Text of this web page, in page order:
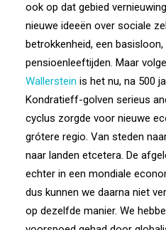
ook op dat gebied
nieuwe ideeën over sociale
betrokkenheid, een
pensioenleeftijden. Maar
Wallerstein is het nu, na 500
Kondratieff-golven serieus
cyclus zorgde voor nieuwe
grótere regio. Van steden
naar landen etcetera. De
echter in een mondiale
dus kunnen we daarna niet
op dezelfde manier. We